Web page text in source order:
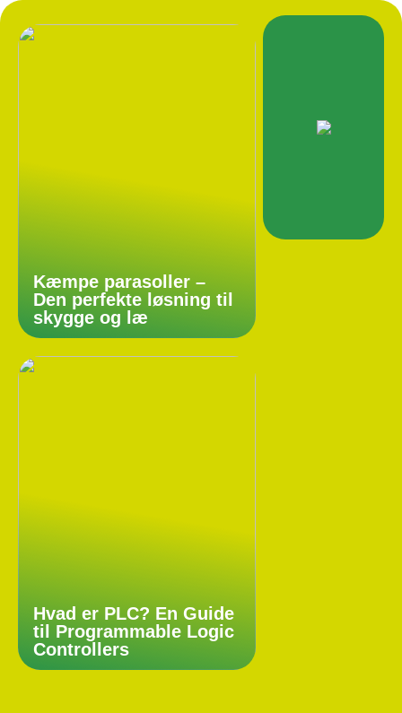
Kæmpe parasoller –
Den perfekte løsning til
skygge og læ
Hvad er PLC? En Guide
til Programmable Logic
Controllers